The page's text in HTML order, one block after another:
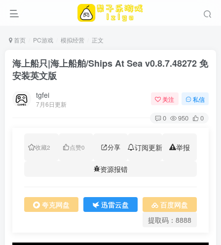
首页 PC游戏 模拟经营 正文
海上船只|海上船舶/Ships At Sea v0.8.7.48272 免
安装英文版
tgfei
7月6日更新
关注 私信
0 950 0
收藏2 点赞0 分享 订阅更新 举报
资源报错
夸克网盘 迅雷云盘
百度网盘
提取码：8888